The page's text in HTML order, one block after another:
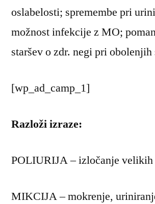
oslabelosti; spremembe pri
možnost infekcije z MO;
staršev o zdr. negi pri obolenjih
[wp_ad_camp_1]
Razloži izraze:
POLIURIJA – izločanje
MIKCIJA – mokrenje,